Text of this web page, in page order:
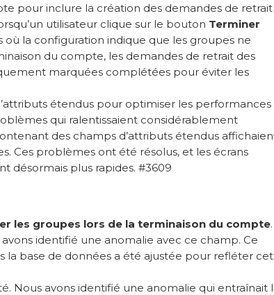
pour inclure la création des demandes de retrait
utilisateur clique sur le bouton Terminer
la configuration indique que les groupes ne
du compte, les demandes de retrait des
marquées complétées pour éviter les
étendus pour optimiser les performances
qui ralentissaient considérablement
des champs d’attributs étendus
Ces problèmes ont été résolus, et les écrans
désormais plus rapides. #3609
les groupes lors de la terminaison du compte.
avons identifié une anomalie avec ce champ. Ce
base de données a été ajustée pour refléter
Nous avons identifié une anomalie qui entraînait